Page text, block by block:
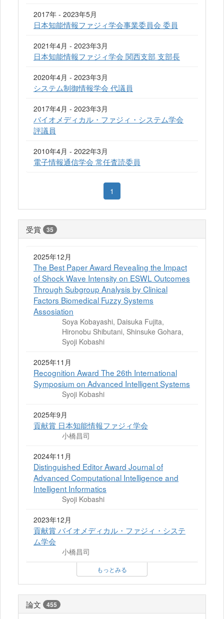
2017年 - 2023年5月
日本知能情報ファジィ学会事業委員会 委員
2021年4月 - 2023年3月
日本知能情報ファジィ学会 関西支部 支部長
2020年4月 - 2023年3月
システム制御情報学会 代議員
2017年4月 - 2023年3月
バイオメディカル・ファジィ・システム学会
評議員
2010年4月 - 2022年3月
電子情報通信学会 常任査読委員
1
受賞 35
2025年12月
The Best Paper Award Revealing the Impact
of Shock Wave Intensity on ESWL Outcomes
Through Subgroup Analysis by Clinical
Factors Biomedical Fuzzy Systems
Assosiation
Soya Kobayashi, Daisuka Fujita,
Hironobu Shibutani, Shinsuke Gohara,
Syoji Kobashi
2025年11月
Recognition Award The 26th International
Symposium on Advanced Intelligent Systems
Syoji Kobashi
2025年9月
貢献賞 日本知能情報ファジィ学会
小橋昌司
2024年11月
Distinguished Editor Award Journal of
Advanced Computational Intelligence and
Intelligent Informatics
Syoji Kobashi
2023年12月
貢献賞 バイオメディカル・ファジィ・システ
ム学会
小橋昌司
もっとみる
論文 455